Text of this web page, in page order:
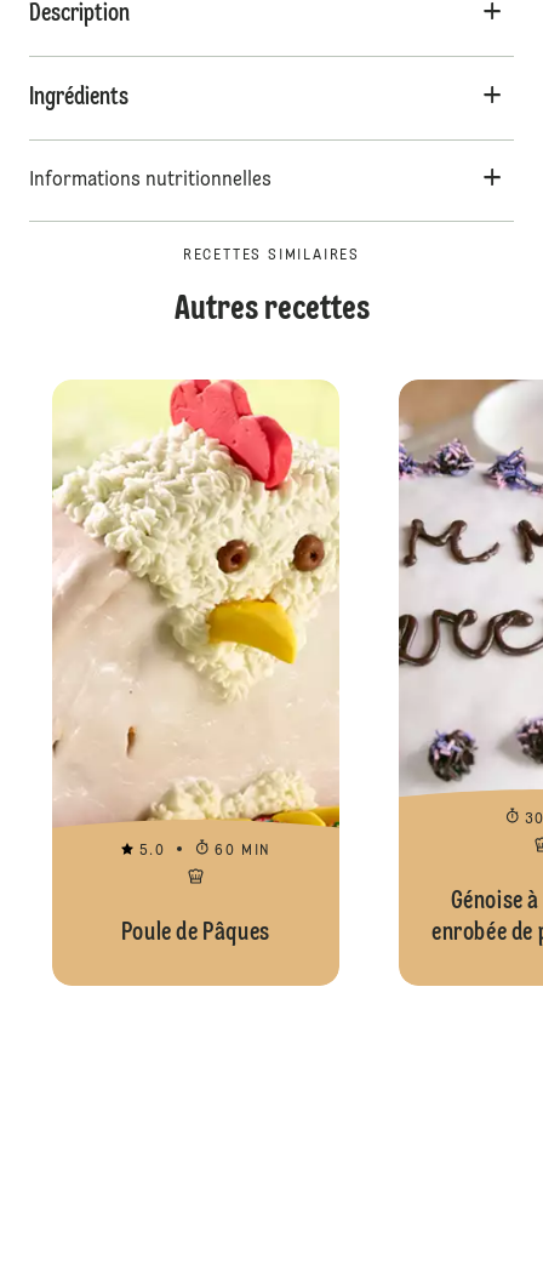
Description
Ingrédients
Informations nutritionnelles
RECETTES SIMILAIRES
Autres recettes
5.0 60 MIN
Poule de Pâques
Génoise
enrobée de